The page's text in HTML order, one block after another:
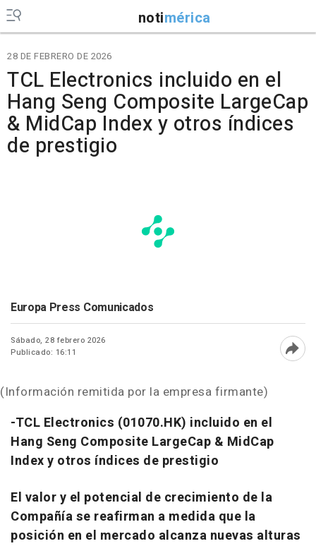
notimérica
28 DE FEBRERO DE 2026
TCL Electronics incluido en el
Hang Seng Composite LargeCap
& MidCap Index y otros índices
de prestigio
Europa Press Comunicados
Sábado, 28 febrero 2026
Publicado: 16:11
(Información remitida por la empresa firmante)
-TCL Electronics (01070.HK) incluido en el
Hang Seng Composite LargeCap & MidCap
Index y otros índices de prestigio
El valor y el potencial de crecimiento de la
Compañía se reafirman a medida que la
posición en el mercado alcanza nuevas alturas